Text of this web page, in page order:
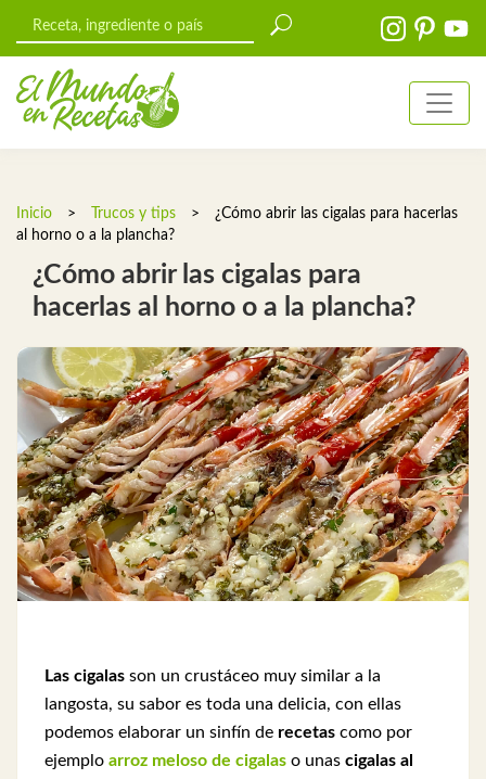
Inicio > Trucos y tips >
¿Cómo abrir las cigalas para hacerlas
al horno o a la plancha?
¿Cómo abrir las cigalas para
hacerlas al horno o a la plancha?
Las cigalas son un crustáceo muy similar a la
langosta, su sabor es toda una delicia, con ellas
podemos elaborar un sinfín de recetas como por
ejemplo arroz meloso de cigalas o unas cigalas al